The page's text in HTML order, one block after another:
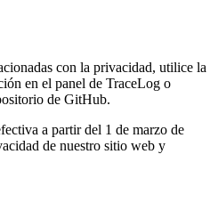
con la privacidad, utilice la
en el panel de TraceLog o
de GitHub.
a partir del 1 de marzo de
de nuestro sitio web y